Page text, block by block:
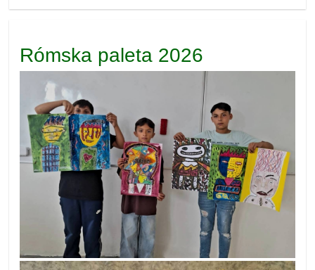
Rómska paleta 2026